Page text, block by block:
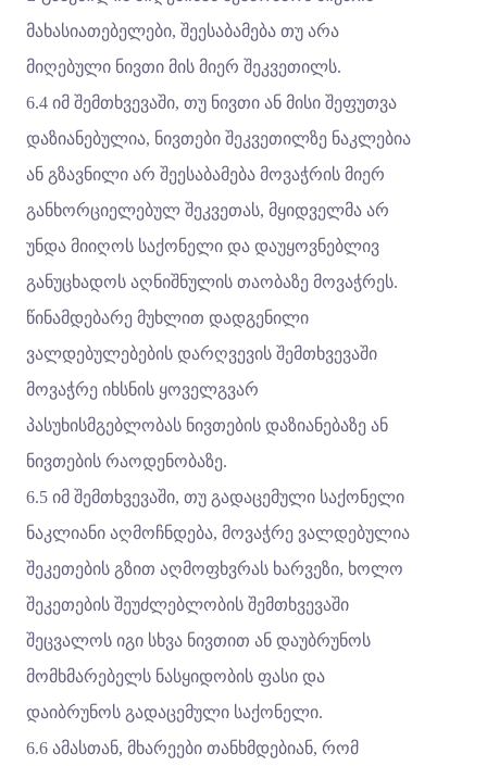
მახასიათებელები, შეესაბამება თუ არა
მიღებული ნივთი მის მიერ შეკვეთილს.
6.4 იმ შემთხვევაში, თუ ნივთი ან მისი შეფუთვა
დაზიანებულია, ნივთები შეკვეთილზე ნაკლებია
ან გზავნილი არ შეესაბამება მოვაჭრის მიერ
განხორციელებულ შეკვეთას, მყიდველმა არ
უნდა მიიღოს საქონელი და დაუყოვნებლივ
განუცხადოს აღნიშნულის თაობაზე მოვაჭრეს.
წინამდებარე მუხლით დადგენილი
ვალდებულებების დარღვევის შემთხვევაში
მოვაჭრე იხსნის ყოველგვარ
პასუხისმგებლობას ნივთების დაზიანებაზე ან
ნივთების რაოდენობაზე.
6.5 იმ შემთხვევაში, თუ გადაცემული საქონელი
ნაკლიანი აღმოჩნდება, მოვაჭრე ვალდებულია
შეკეთების გზით აღმოფხვრას ხარვეზი, ხოლო
შეკეთების შეუძლებლობის შემთხვევაში
შეცვალოს იგი სხვა ნივთით ან დაუბრუნოს
მომხმარებელს ნასყიდობის ფასი და
დაიბრუნოს გადაცემული საქონელი.
6.6 ამასთან, მხარეები თანხმდებიან, რომ